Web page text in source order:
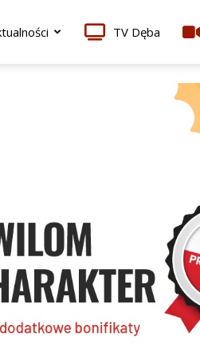
TV Dęba